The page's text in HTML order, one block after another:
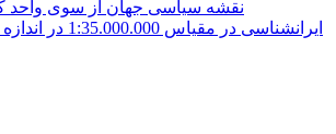
نقشه سیاسی جهان از سوی واحد